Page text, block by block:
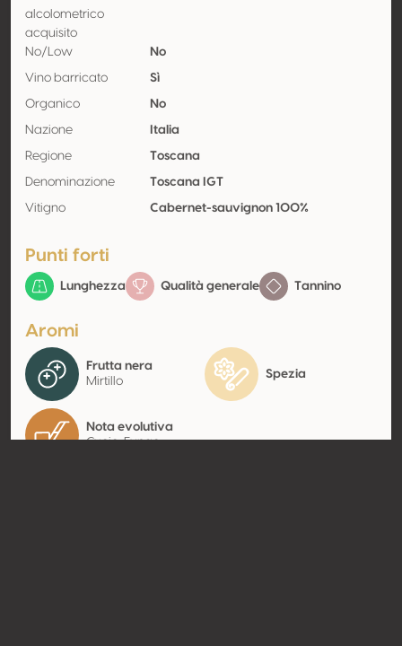
alcolometrico
acquisito
No/Low No
Vino barricato Sì
Organico No
Nazione Italia
Regione Toscana
Denominazione Toscana IGT
Vitigno Cabernet-sauvignon 100%
Punti forti
Lunghezza Qualità generale Tannino
Aromi
Frutta nera
Mirtillo
Spezia
Nota evolutiva
Cuoio, Fungo